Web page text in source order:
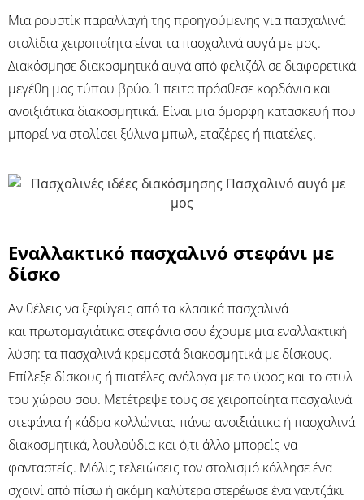
Μια ρουστίκ παραλλαγή της προηγούμενης για πασχαλινά
στολίδια χειροποίητα είναι τα πασχαλινά αυγά με μος.
Διακόσμησε διακοσμητικά αυγά από φελιζόλ σε διαφορετικά
μεγέθη μος τύπου βρύο. Έπειτα πρόσθεσε κορδόνια και
ανοιξιάτικα διακοσμητικά. Είναι μια όμορφη κατασκευή που
μπορεί να στολίσει ξύλινα μπωλ, εταζέρες ή πιατέλες.
Εναλλακτικό πασχαλινό στεφάνι με
δίσκο
Αν θέλεις να ξεφύγεις από τα κλασικά πασχαλινά
και πρωτομαγιάτικα στεφάνια σου έχουμε μια εναλλακτική
λύση: τα πασχαλινά κρεμαστά διακοσμητικά με δίσκους.
Επίλεξε δίσκους ή πιατέλες ανάλογα με το ύφος και το στυλ
του χώρου σου. Μετέτρεψε τους σε χειροποίητα πασχαλινά
στεφάνια ή κάδρα κολλώντας πάνω ανοιξιάτικα ή πασχαλινά
διακοσμητικά, λουλούδια και ό,τι άλλο μπορείς να
φανταστείς. Μόλις τελειώσεις τον στολισμό κόλλησε ένα
σχοινί από πίσω ή ακόμη καλύτερα στερέωσε ένα γαντζάκι